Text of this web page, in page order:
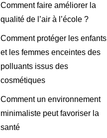
Comment faire améliorer la
qualité de l’air à l’école ?
Comment protéger les enfants
et les femmes enceintes des
polluants issus des
cosmétiques
Comment un environnement
minimaliste peut favoriser la
santé